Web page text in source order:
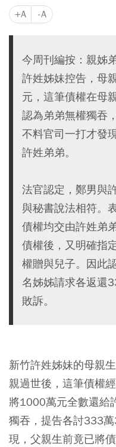
+A -A
今周刊編按：親姊
許姓姊妹控告，母
元，這筆債權在母
認為弟弟無權獨吞
不料官司一打才發
許姓弟弟。
法官認定，鄭男與
與秘書說法相符。
債權均交由許姓弟
債權後，又明確指
權贈與兒子。因此
名姊姊請求各返還
敗訴。
新竹許姓姊妹的母親
親過世後，這筆債權
將1000萬元全數還給
獨吞，提告各討333
現，父親生前竟已將